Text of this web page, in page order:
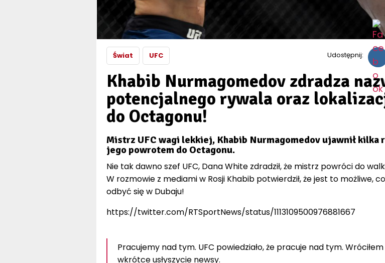
Świat UFC Udostępnij:
Khabib Nurmagomedov zdradza
potencjalnego rywala oraz
do Octagonu!
Mistrz UFC wagi lekkiej, Khabib Nurmagomedov ujawnił kilka
jego powrotem do Octagonu.
Nie tak dawno szef UFC, Dana White zdradził, że mistrz powróci do
W rozmowie z mediami w Rosji Khabib potwierdził, że jest to możliwe,
odbyć się w Dubaju!
https://twitter.com/RTSportNews/status/1113109500976881667
Pracujemy nad tym. UFC powiedziało, że pracuje nad tym. Wróciłem
wkrótce usłyszycie newsy.